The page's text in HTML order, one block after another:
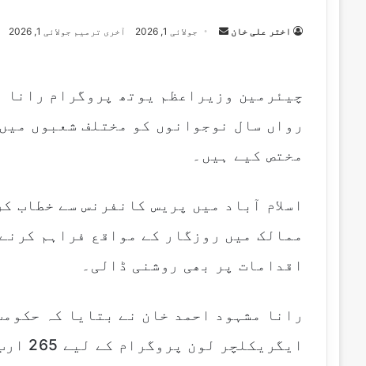
اختر علی خان
Send جولائی 1, 2026 آخری ترمیم جولائی 1, 2026
چیئرمین وزیراعظم یوتھ پروگرام
مختص کیے ہیں۔
اسلام آباد میں پریس کانفرنس سے خطاب
ممالک میں روزگار کے مواقع فراہم
اقدامات پر بھی روشنی ڈالی۔
رانا مشہود احمد خان نے بتایا کہ